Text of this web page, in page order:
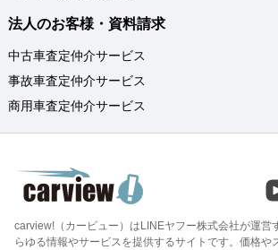
法人のお客様・資料請求
中古車査定仲介サービス
事故車査定仲介サービス
商用車査定仲介サービス
carview!（カービュー）はLINEヤフー株式会社が運営
らゆる情報やサービスを提供するサイトです。価格や